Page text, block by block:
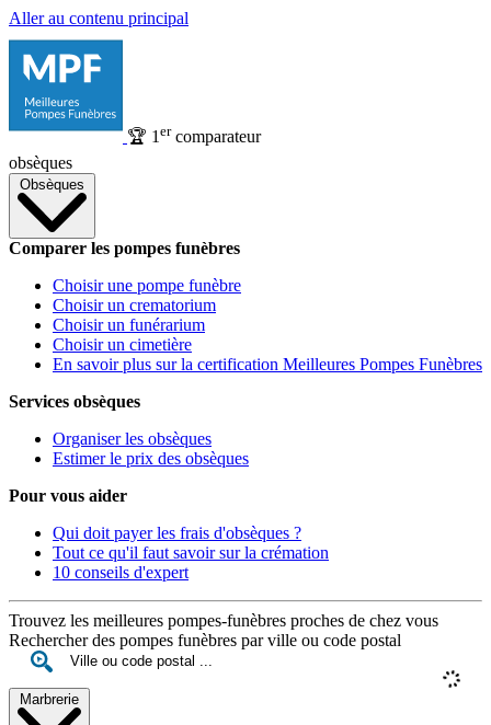
Aller au contenu principal
🏆 1 ercomparateur
obsèques
Obsèques
Comparer les pompes funèbres
Choisir une pompe funèbre
Choisir un crematorium
Choisir un funérarium
Choisir un cimetière
En savoir plus sur la certification Meilleures Pompes Funèbres
Services obsèques
Organiser les obsèques
Estimer le prix des obsèques
Pour vous aider
Qui doit payer les frais d'obsèques ?
Tout ce qu'il faut savoir sur la crémation
10 conseils d'expert
Trouvez les meilleures pompes-funèbres proches de chez vous
Rechercher des pompes funèbres par ville ou code postal
Marbrerie